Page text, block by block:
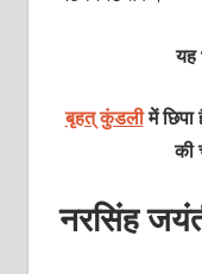
यह
बृहत् कुंडलीमें छिपा
की
नरसिंह